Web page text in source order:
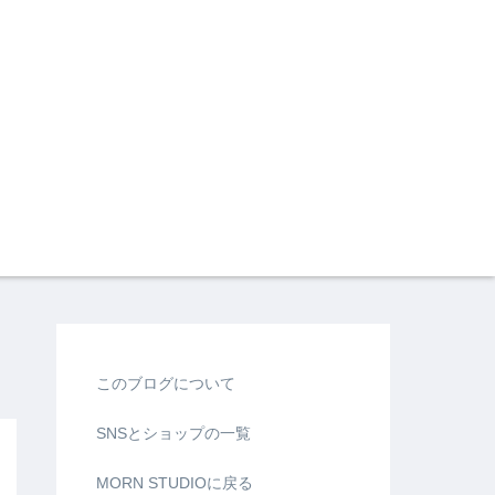
このブログについて
SNSとショップの一覧
MORN STUDIOに戻る